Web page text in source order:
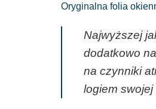
Oryginalna folia
Najwyższej
dodatkowo
na czynniki
logiem swojej